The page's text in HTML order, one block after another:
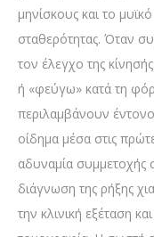
μηνίσκους και το
σταθερότητας. Όταν
τον έλεγχο της
ή «φεύγω» κατά τη
περιλαμβάνουν
οίδημα μέσα στις
αδυναμία συμμετοχής
διάγνωση της ρήξης
την κλινική εξέταση